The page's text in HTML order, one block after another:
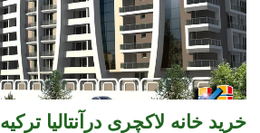
خرید خانه لاکچری درآنتالیا ترکیه